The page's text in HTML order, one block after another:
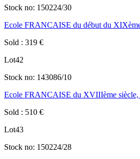
Stock no: 150224/30
Ecole FRANCAISE du début du
Sold : 319 €
Lot42
Stock no: 143086/10
Ecole FRANCAISE du XVIIIème
Sold : 510 €
Lot43
Stock no: 150224/28